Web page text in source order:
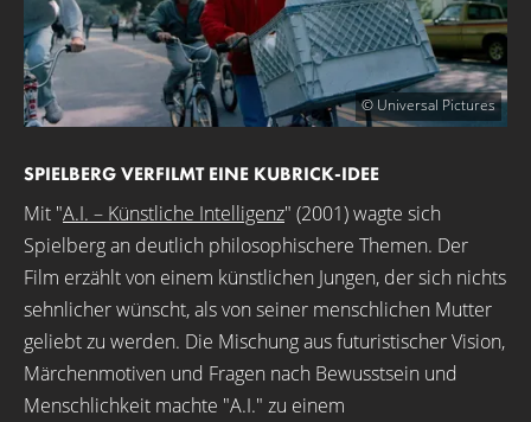
© Universal Pictures
SPIELBERG VERFILMT EINE KUBRICK-IDEE
Mit "A.I. – Künstliche Intelligenz" (2001) wagte sich
Spielberg an deutlich philosophischere Themen. Der
Film erzählt von einem künstlichen Jungen, der sich nichts
sehnlicher wünscht, als von seiner menschlichen Mutter
geliebt zu werden. Die Mischung aus futuristischer Vision,
Märchenmotiven und Fragen nach Bewusstsein und
Menschlichkeit machte "A.I." zu einem